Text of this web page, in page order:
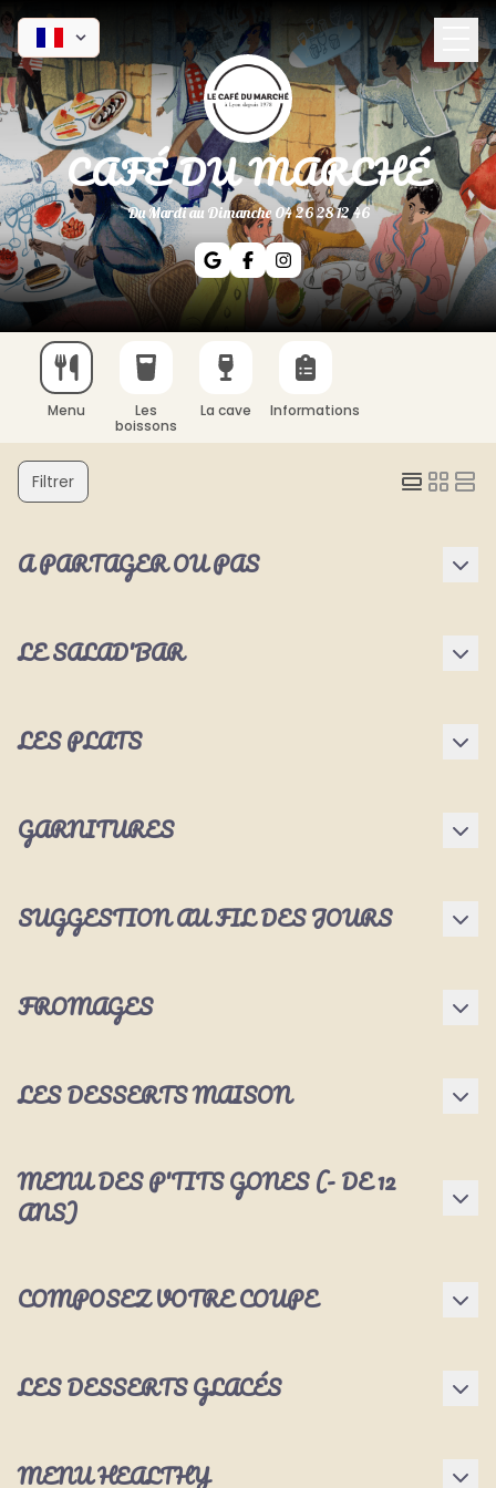
CAFÉ DU MARCHÉ
Du Mardi au Dimanche 04 26 28 12 46
Menu
Les
boissons
La cave Informations
Filtrer
A PARTAGER OU PAS
LE SALAD'BAR
LES PLATS
GARNITURES
SUGGESTION AU FIL DES JOURS
FROMAGES
LES DESSERTS MAISON
MENU DES P'TITS GONES (- DE 12
ANS)
COMPOSEZ VOTRE COUPE
LES DESSERTS GLACÉS
MENU HEALTHY